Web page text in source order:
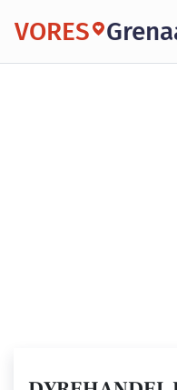
VORES